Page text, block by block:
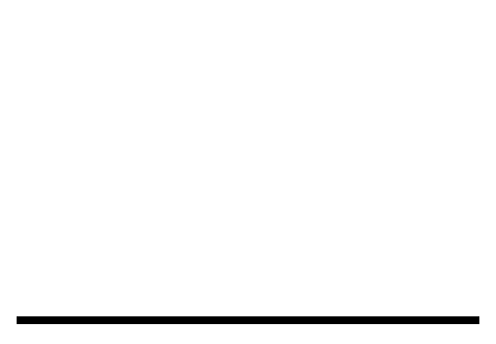
เฉลี่ยรวมปัจจุบันค่อนข้างเบาบางเหลือเพียง 3-4 หมื่นล้าน